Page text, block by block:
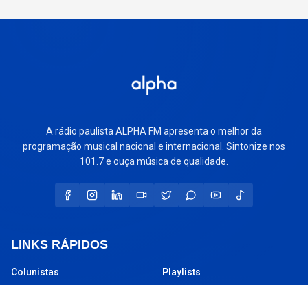
A rádio paulista ALPHA FM apresenta o melhor da
programação musical nacional e internacional. Sintonize nos
101.7 e ouça música de qualidade.
LINKS RÁPIDOS
Colunistas
Playlists